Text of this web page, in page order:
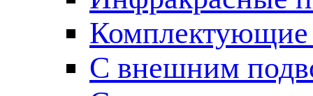
Комплектующие
С внешним